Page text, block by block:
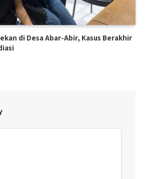
di Desa Abar-Abir, Kasus Berakhir